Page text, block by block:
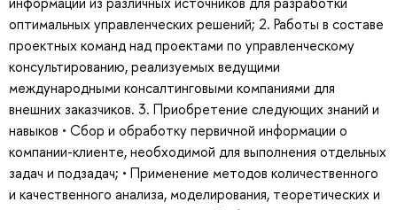
оптимальных управленческих решений; 2. Работы в составе
проектных команд над проектами по управленческому
консультированию, реализуемых ведущими
международными консалтинговыми компаниями для
внешних заказчиков. 3. Приобретение следующих знаний и
навыков • Сбор и обработку первичной информации о
компании-клиенте, необходимой для выполнения отдельных
задач и подзадач; • Применение методов количественного
и качественного анализа, моделирования, теоретических и